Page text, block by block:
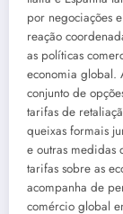
por negociações
reação
as políticas
economia global.
conjunto de
tarifas de
queixas formais
e outras medidas
tarifas sobre as
acompanha de
comércio global